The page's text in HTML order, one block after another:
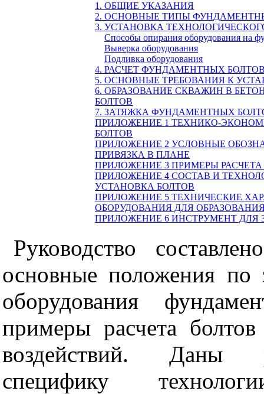
1. ОБЩИЕ УКАЗАНИЯ
2. ОСНОВНЫЕ ТИПЫ
3. УСТАНОВКА
Способы опирания оборудования на
Выверка оборудования
Подливка оборудования
4. РАСЧЕТ ФУНДАМЕНТНЫХ
5. ОСНОВНЫЕ ТРЕБОВАНИЯ К
6. ОБРАЗОВАНИЕ СКВАЖИН В
БОЛТОВ
7. ЗАТЯЖКА ФУНДАМЕНТНЫХ
ПРИЛОЖЕНИЕ 1 ТЕХНИКО-
БОЛТОВ
ПРИЛОЖЕНИЕ 2УСЛОВНЫЕ
ПРИВЯЗКА В ПЛАНЕ
ПРИЛОЖЕНИЕ 3ПРИМЕРЫ
ПРИЛОЖЕНИЕ 4СОСТАВ И
УСТАНОВКА БОЛТОВ
ПРИЛОЖЕНИЕ 5ТЕХНИЧЕСКИЕ
ОБОРУДОВАНИЯ ДЛЯ
ПРИЛОЖЕНИЕ 6ИНСТРУМЕНТ ДЛЯ
Руководство
основные положения по
оборудования
примеры расчета
воздействий. Даны
специфику